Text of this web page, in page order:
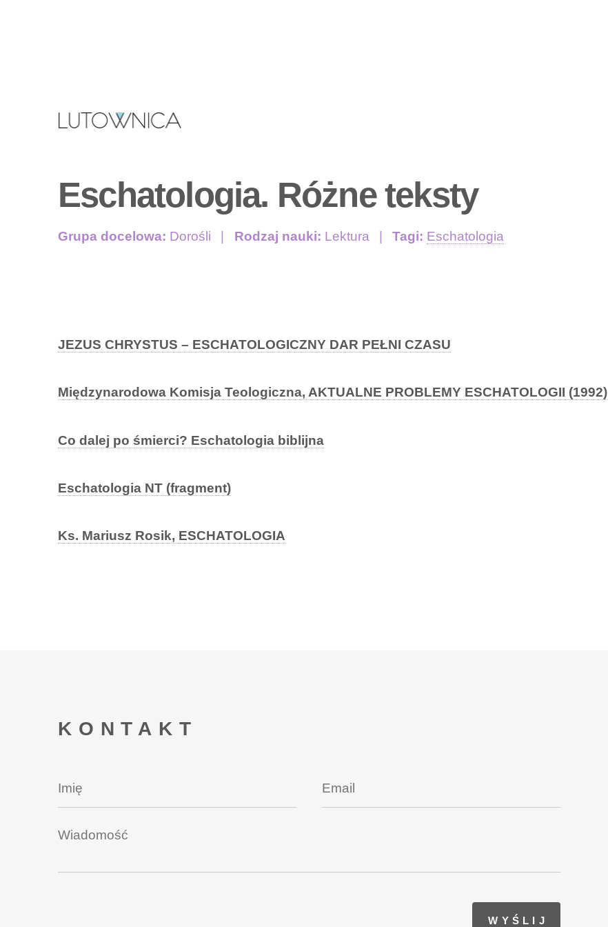
Eschatologia. Różne teksty
Grupa docelowa: Dorośli Rodzaj nauki: Lektura Tagi: Eschatologia
JEZUS CHRYSTUS – ESCHATOLOGICZNY DAR PEŁNI CZASU
Międzynarodowa Komisja Teologiczna, AKTUALNE PROBLEMY ESCHATOLOGII (1992)
Co dalej po śmierci? Eschatologia biblijna
Eschatologia NT (fragment)
Ks. Mariusz Rosik, ESCHATOLOGIA
KONTAKT